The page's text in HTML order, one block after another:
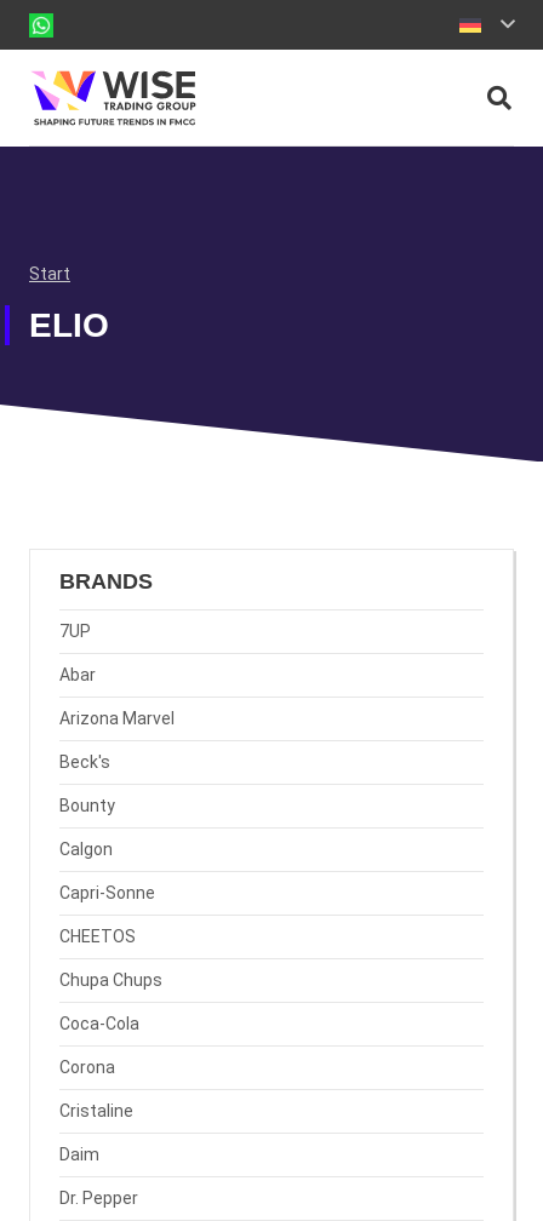
Start
ELIO
BRANDS
7UP
Abar
Arizona Marvel
Beck's
Bounty
Calgon
Capri-Sonne
CHEETOS
Chupa Chups
Coca-Cola
Corona
Cristaline
Daim
Dr. Pepper